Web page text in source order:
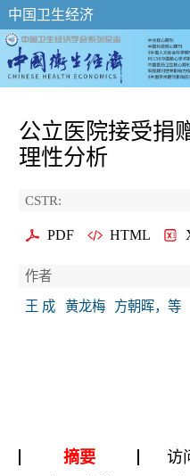
中国卫生经济
公立医院接受捐
理性分析
CSTR:
PDF HTML
作者
王 成
黄龙梅 方朝晖，等
摘要 访